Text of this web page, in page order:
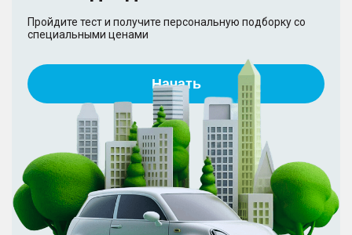
Пройдите тест и получите персональную подборку со
специальными ценами
Начать